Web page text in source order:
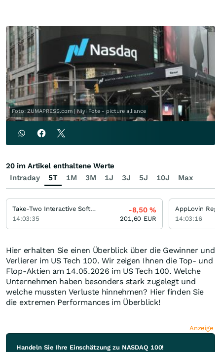
Foto: ZUMAPRESS.com | Niyi Fote - picture alliance
Hier erhalten Sie einen Überblick über die Gewinner und
Verlierer im US Tech 100. Wir zeigen Ihnen die Top- und
Flop-Aktien am 14.05.2026 im US Tech 100. Welche
Unternehmen haben besonders stark zugelegt und
welche mussten Verluste hinnehmen? Hier finden Sie
die extremen Performances im Überblick!
Anzeige
Handeln Sie Ihre Einschätzung zu NASDAQ 100!
Intraday 5T 1M 3M 1J 3J 5J 10J Max
20 im Artikel enthaltene Werte
Take-Two Interactive Software
14:03:35
-8,50%
201,60 EUR
AppLovin
14:03:16